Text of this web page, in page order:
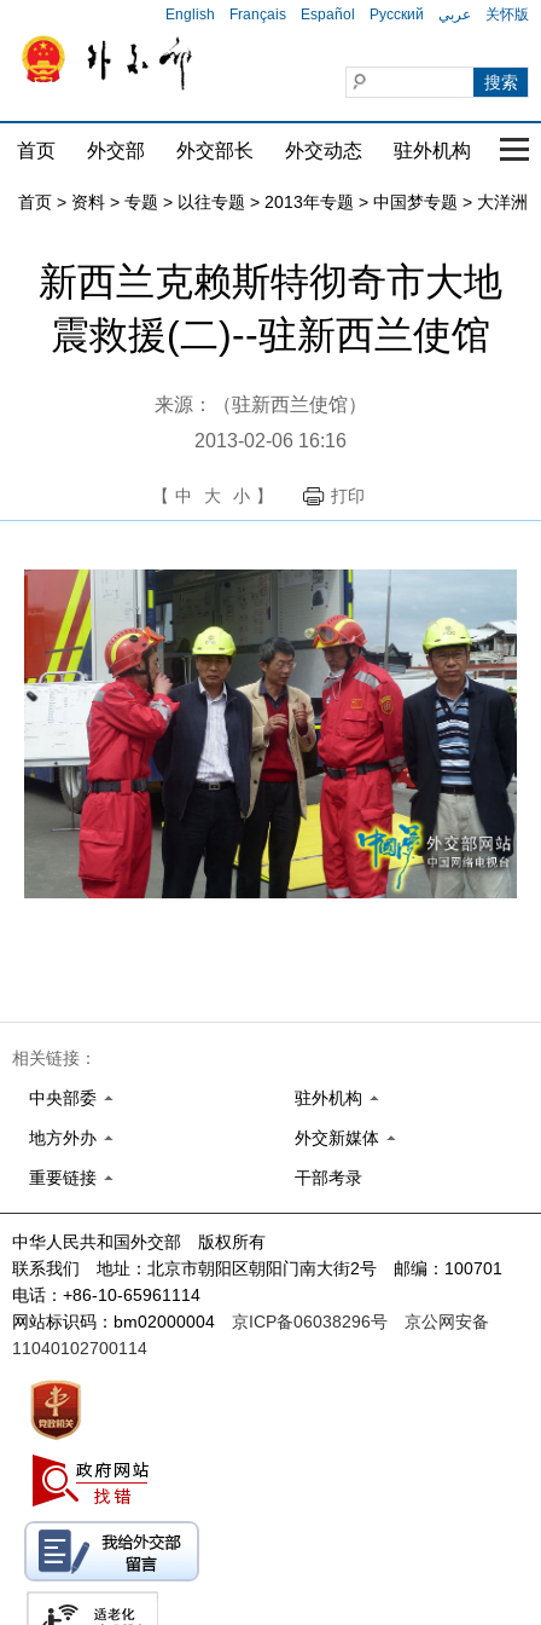
English Français Español Русский عربي 关怀版
首页 外交部 外交部长 外交动态 驻外机构 国
首页 > 资料 > 专题 > 以往专题 > 2013年专题 > 中国梦专题 > 大洋洲
新西兰克赖斯特彻奇市大地
震救援(二)--驻新西兰使馆
来源：（驻新西兰使馆）
2013-02-06 16:16
【 中 大 小 】 打印
相关链接：
中央部委 驻外机构
地方外办 外交新媒体
重要链接 干部考录
中华人民共和国外交部 版权所有
联系我们 地址：北京市朝阳区朝阳门南大街2号 邮编：100701
电话：+86-10-65961114
网站标识码：bm02000004 京ICP备06038296号
京公网安备
11040102700114